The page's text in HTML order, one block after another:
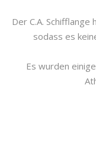
Der C.A.
sodass es
Es wurden